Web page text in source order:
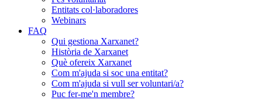
Entitats col·laboradores
Webinars
FAQ
Qui gestiona Xarxanet?
Història de Xarxanet
Què ofereix Xarxanet
Com m'ajuda si soc una entitat?
Com m'ajuda si vull ser voluntari/a?
Puc fer-me'n membre?